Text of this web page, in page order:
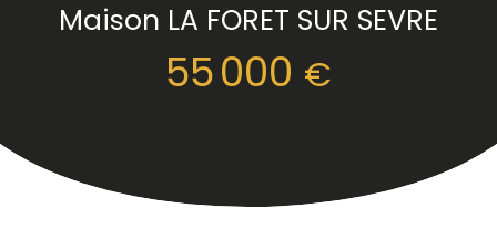
Maison LA FORET SUR SEVRE
55 000 €